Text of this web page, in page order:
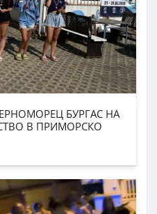
БУРГАС НА
В ПРИМОРСКО